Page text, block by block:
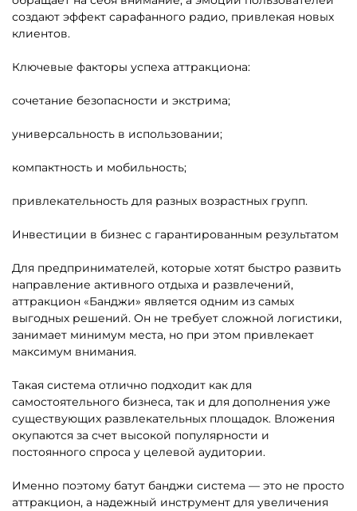
создают эффект сарафанного радио, привлекая новых
клиентов.
Ключевые факторы успеха аттракциона:
сочетание безопасности и экстрима;
универсальность в использовании;
компактность и мобильность;
привлекательность для разных возрастных групп.
Инвестиции в бизнес с гарантированным результатом
Для предпринимателей, которые хотят быстро развить
направление активного отдыха и развлечений,
аттракцион «Банджи» является одним из самых
выгодных решений. Он не требует сложной логистики,
занимает минимум места, но при этом привлекает
максимум внимания.
Такая система отлично подходит как для
самостоятельного бизнеса, так и для дополнения уже
существующих развлекательных площадок. Вложения
окупаются за счет высокой популярности и
постоянного спроса у целевой аудитории.
Именно поэтому батут банджи система — это не просто
аттракцион, а надежный инструмент для увеличения